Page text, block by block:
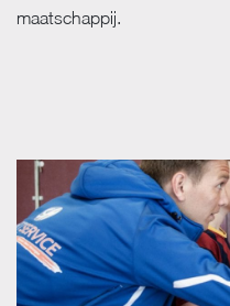
maatschappij.